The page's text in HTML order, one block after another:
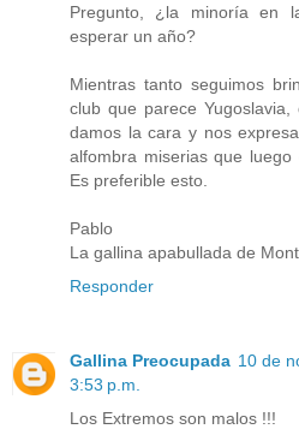
Pregunto, ¿la minoría en
esperar un año?
Mientras tanto seguimos
club que parece
damos la cara y nos
alfombra miserias que
Es preferible esto.
Pablo
La gallina apabullada de
Responder
Gallina Preocupada 10 de
3:53 p.m.
Los Extremos son malos !!!